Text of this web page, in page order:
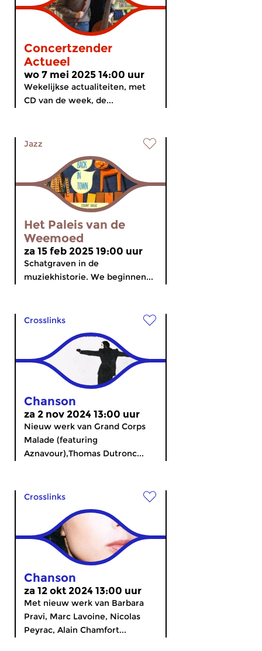
Concertzender
Actueel
wo 7 mei 2025 14:00 uur
Wekelijkse actualiteiten, met
CD van de week, de...
Jazz
Het Paleis van de
Weemoed
za 15 feb 2025 19:00 uur
Schatgraven in de
muziekhistorie. We beginnen...
Crosslinks
Chanson
za 2 nov 2024 13:00 uur
Nieuw werk van Grand Corps
Malade (featuring
Aznavour),Thomas Dutronc...
Crosslinks
Chanson
za 12 okt 2024 13:00 uur
Met nieuw werk van Barbara
Pravi, Marc Lavoine, Nicolas
Peyrac, Alain Chamfort...